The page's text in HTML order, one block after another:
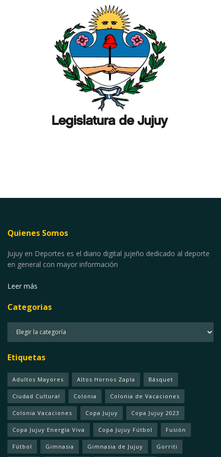
Quienes Somos
Jujuy en Deportes es el diario digital jujeño dedicado al deporte
en general con mayor información
Leer más
Categorias
Etiquetas
Adultos Mayores Altos Hornos Zapla Básquet
Ciudad Cultural Colonia Colonia de Vacaciones
Colonia Vacaciones Copa Jujuy Copa Jujuy 2023
Copa Jujuy Energía Viva Copa Jujuy Fútbol Fusión
Fútbol Gimnasia Gimnasia de Jujuy Gorriti